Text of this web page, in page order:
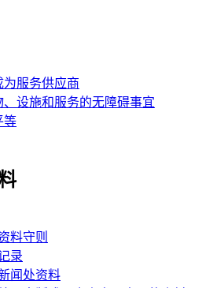
为服务供应商
、设施和服务的无障碍事宜
等
料守则
录
闻处资料